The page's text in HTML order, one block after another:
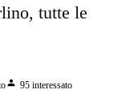
tutte le
person 95 interessato